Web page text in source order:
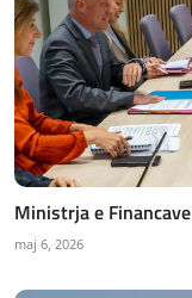
Ministrja e
maj 6, 2026